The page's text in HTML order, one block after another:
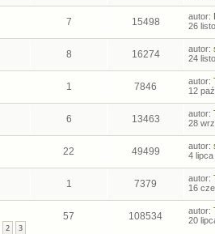
7 15498 autor:
26
8 16274 autor:
24
1 7846 autor:
12
6 13463 autor:
28
22 49499 autor:
4
1 7379 autor:
16
2 3
57 108534 autor:
20